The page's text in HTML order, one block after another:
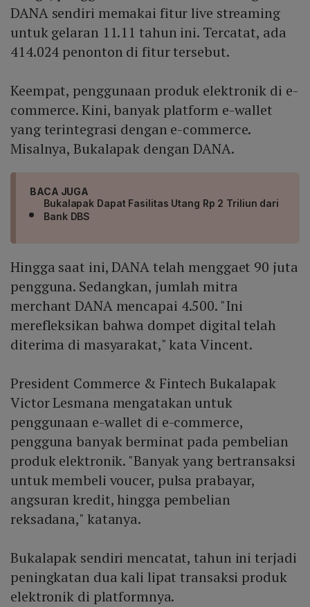
DANA sendiri memakai fitur live streaming
untuk gelaran 11.11 tahun ini. Tercatat, ada
414.024 penonton di fitur tersebut.
Keempat, penggunaan produk elektronik di e-
commerce. Kini, banyak platform e-wallet
yang terintegrasi dengan e-commerce.
Misalnya, Bukalapak dengan DANA.
BACA JUGA
Bukalapak Dapat Fasilitas Utang Rp 2 Triliun dari
Bank DBS
Hingga saat ini, DANA telah menggaet 90 juta
pengguna. Sedangkan, jumlah mitra
merchant DANA mencapai 4.500. "Ini
merefleksikan bahwa dompet digital telah
diterima di masyarakat," kata Vincent.
President Commerce & Fintech Bukalapak
Victor Lesmana mengatakan untuk
penggunaan e-wallet di e-commerce,
pengguna banyak berminat pada pembelian
produk elektronik. "Banyak yang bertransaksi
untuk membeli voucer, pulsa prabayar,
angsuran kredit, hingga pembelian
reksadana," katanya.
Bukalapak sendiri mencatat, tahun ini terjadi
peningkatan dua kali lipat transaksi produk
elektronik di platformnya.